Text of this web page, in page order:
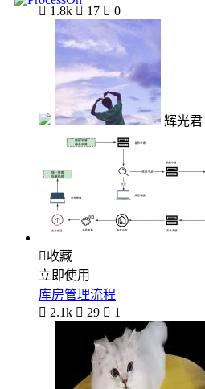
 1.8k  17  0
辉光君
收藏
立即使用
库房管理流程
 2.1k  29  1